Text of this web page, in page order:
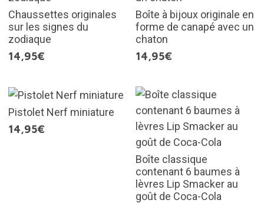
Chaussettes originales
sur les signes du
zodiaque
14,95€
Boîte à bijoux originale en
forme de canapé avec un
chaton
14,95€
Pistolet Nerf miniature
14,95€
Boîte classique
contenant 6 baumes à
lèvres Lip Smacker au
goût de Coca-Cola